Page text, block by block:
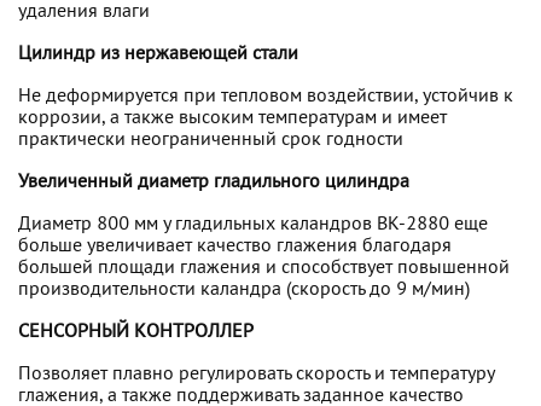
удаления влаги
Цилиндр из нержавеющей стали
Не деформируется при тепловом воздействии, устойчив к
коррозии, а также высоким температурам и имеет
практически неограниченный срок годности
Увеличенный диаметр гладильного цилиндра
Диаметр 800 мм у гладильных каландров ВК-2880 еще
больше увеличивает качество глажения благодаря
большей площади глажения и способствует повышенной
производительности каландра (скорость до 9 м/мин)
СЕНСОРНЫЙ КОНТРОЛЛЕР
Позволяет плавно регулировать скорость и температуру
глажения, а также поддерживать заданное качество